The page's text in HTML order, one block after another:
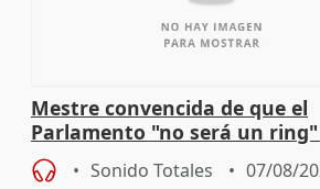
Mestre convencida de que el
Parlamento "no será un
defiende "estabilidad" del
Vox
Sonido Totales 07/08/